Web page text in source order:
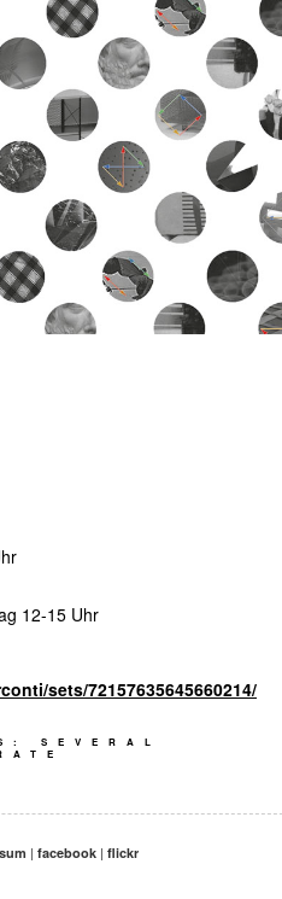
12-15 Uhr
sets/72157635645660214/
SEVERAL
| facebook | flickr